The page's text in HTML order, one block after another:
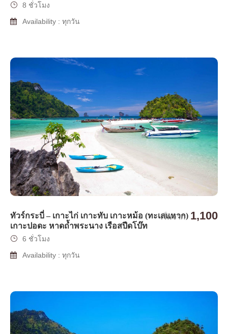
8 ชั่วโมง
Availability : ทุกวัน
ทัวร์กระบี่ – เกาะไก่ เกาะทับ เกาะหม้อ (ทะเลแหวก)
เกาะปอดะ หาดถ้ำพระนาง เรือสปีดโบ๊ท
เริ่มจาก 1,100
6 ชั่วโมง
Availability : ทุกวัน